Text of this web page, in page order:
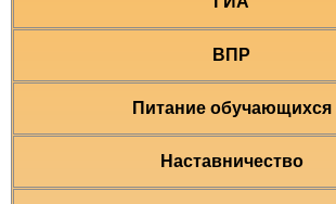
ВПР
Питание обучающихся
Наставничество